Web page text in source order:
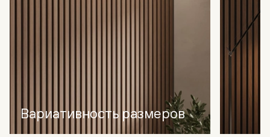
Вариативность размеров